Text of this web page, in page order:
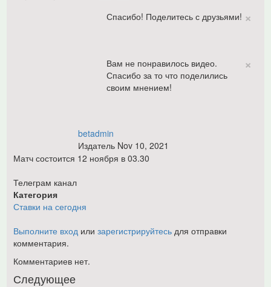
×
Спасибо! Поделитесь с друзьями!
×
Вам не понравилось видео.
Спасибо за то что поделились
своим мнением!
betadmin
Издатель Nov 10, 2021
Матч состоится 12 ноября в 03.30
Телеграм канал
Категория
Ставки на сегодня
Выполните вход или зарегистрируйтесь для отправки
комментария.
Комментариев нет.
Следующее